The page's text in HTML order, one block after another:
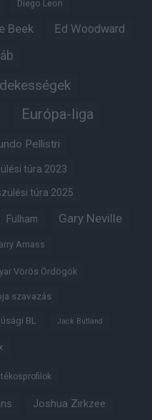
Diego Leon
Beek Ed Woodward
Európa-liga
Pellistri
túra 2023
túra 2025
Fulham Gary Neville
Amass
Vörös Ördögök
szavazás
BL Jack Butland
Joshua Zirkzee